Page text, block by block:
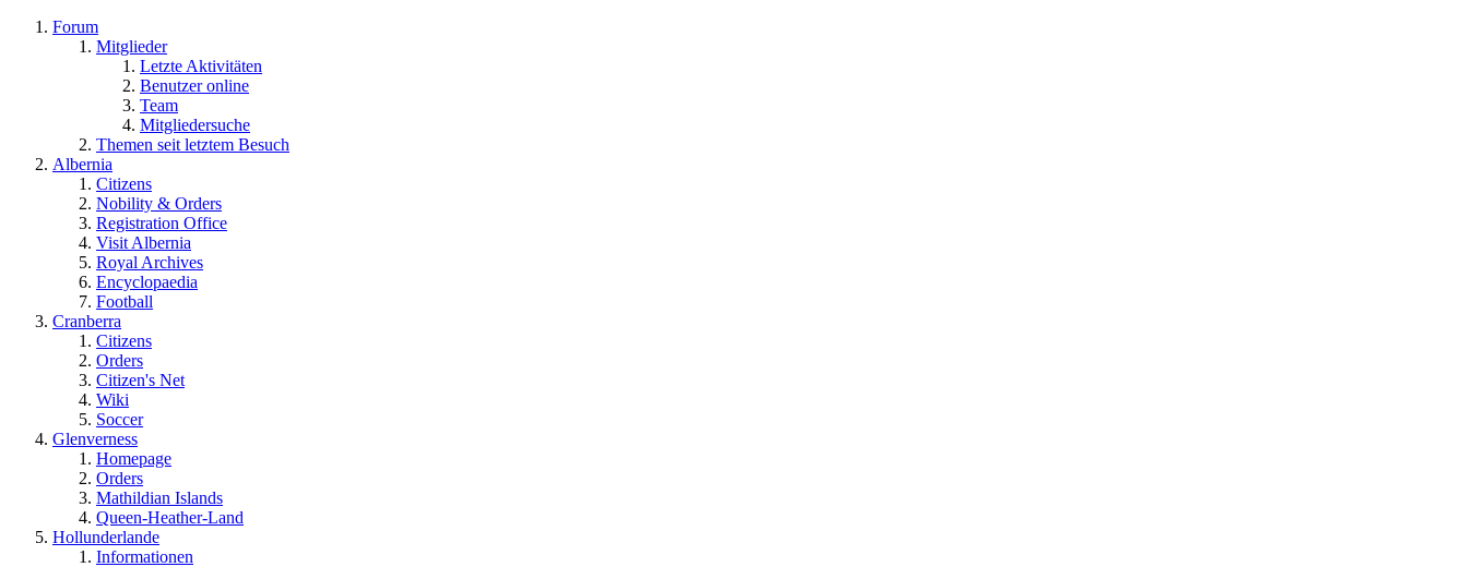
Forum
Mitglieder
Letzte Aktivitäten
Benutzer online
Team
Mitgliedersuche
Themen seit letztem Besuch
Albernia
Citizens
Nobility & Orders
Registration Office
Visit Albernia
Royal Archives
Encyclopaedia
Football
Cranberra
Citizens
Orders
Citizen's Net
Wiki
Soccer
Glenverness
Homepage
Orders
Mathildian Islands
Queen-Heather-Land
Hollunderlande
Informationen